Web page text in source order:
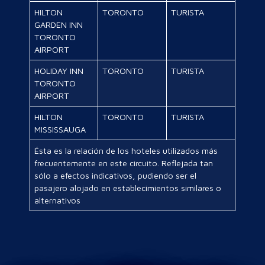
HILTON
GARDEN INN
TORONTO
AIRPORT
TORONTO TURISTA
HOLIDAY INN
TORONTO
AIRPORT
TORONTO TURISTA
HILTON
MISSISSAUGA
TORONTO TURISTA
Ésta es la relación de los hoteles utilizados más
frecuentemente en este circuito. Reflejada tan
sólo a efectos indicativos, pudiendo ser el
pasajero alojado en establecimientos similares o
alternativos